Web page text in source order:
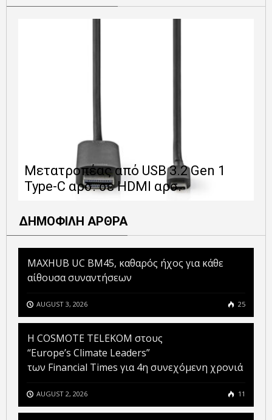
Μετατροπέας από USB 3.2 Gen 1
Type-C αρσ. σε HDMI αρσ.
ΔΗΜΟΦΙΛΗ ΑΡΘΡΑ
MAXHUB UC BM45, καθαρός ήχος για κάθε
αίθουσα συναντήσεων
AUGUST 3, 2026 25
Η COSMOTE TELEKOM στους
“Europe’s Climate Leaders”
των Financial Times για 4η συνεχόμενη χρονιά
AUGUST 2, 2026 11